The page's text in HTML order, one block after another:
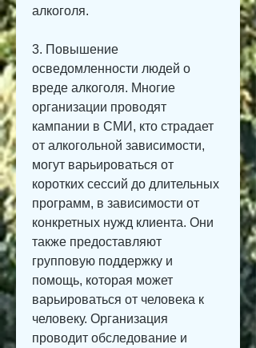
алкоголя.
3. Повышение
осведомленности людей о
вреде алкоголя. Многие
организации проводят
кампании в СМИ, кто страдает
от алкогольной зависимости,
могут варьироваться от
коротких сессий до длительных
программ, в зависимости от
конкретных нужд клиента. Они
также предоставляют
групповую поддержку и
помощь, которая может
варьироваться от человека к
человеку. Организация
проводит обследование и